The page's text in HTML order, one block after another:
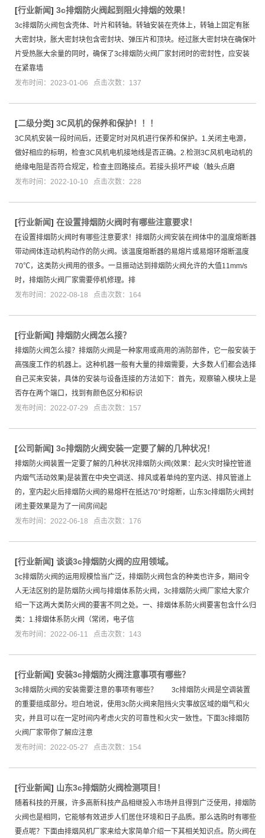
[行业新闻] 3c排烟防火阀起到阻火排烟的效果！
3c排烟防火阀包含壳体、叶片和转轴。转轴安装在壳体上，转轴上固定有胀
大密封块，胀大密封块包含密封块、弹压片和顶块。经过胀大密封块在确保叶
片受热胀大余量的同时，确保了3c排烟防火阀厂家封闭时的密封性，应安装
在紧靠墙
发布时间：2023-01-06 点击次数：137
[二级分类] 3C风机的保养和保护！！！
3C风机安装一段时间后，还要定时对风机进行保养和保护。1.关闭主电源，
做好相应的标明，检查3C风机电机接地线是否正确。2.检测3C风机电动机的
绝缘电阻是否符合规定，检查主回路接点。若接头损坏严峻（触头点磨
发布时间：2022-10-10 点击次数：228
[行业新闻] 在设置排烟防火阀时有哪些注意要求！
在设置排烟防火阀时有哪些注意要求！排烟防火阀安装在阀体中的温度熔断器
带动阀体连动机构动作的防火阀。该温度熔断器的易熔片或易熔环熔断温度
70℃，这类防火阀用的很多。一旦振动达到排烟防火阀允许的大值11mm/s
时，排烟防火阀厂家需要停机修理。排
发布时间：2022-08-18 点击次数：164
[行业新闻] 排烟防火阀怎么接？
排烟防火阀怎么接？排烟防火阀是一种家用或商用的消防部件，它一般安装于
高强度工作的机器上。这种机器一般有大量的排烟需要，大多数人们都会选择
自己买来安装，具体的安装与设备连接的方法如下：首先，观察输入模块上是
否存在两个端口，找到有颜色区分和标识
发布时间：2022-07-29 点击次数：157
[公司新闻] 3c排烟防火阀安装一定要了解的几种状况！
排烟防火阀装置一定要了解的几种状况排烟防火阀(效果：起火灾时操控管道
内烟气活动效果)是装置在中央空调送、排风或着单纯的室内送、排风管道上
的，室内起火后排烟防火阀的易熔杆在抵达70°时熔断，山东3c排烟防火阀封
闭主要效果是为了一间房间起
发布时间：2022-06-18 点击次数：176
[行业新闻] 谈谈3c排烟防火阀的应用领域。
3c排烟防火阀的运用规模恰当广泛，排烟防火阀包含的种类也许多，期间令
人无法区别的是防烟防火阀与排烟体系防火阀，3c排烟防火阀厂家给大家介
绍一下这两大类防火阀的要害不同之处。一、排烟体系防火阀要害包含什么归
类：1.排烟体系防火阀（常闭，电子信
发布时间：2022-06-11 点击次数：143
[行业新闻] 安装3c排烟防火阀注意事项有哪些？
3c排烟防火阀的安装需要注意的事项有哪些？ 3c排烟防火阀是空调装置
的重要组成部分。坦白地说，使用3c防火阀来阻挡火灾事故区域的烟气和火
灾，并且可以在一定时间内考虑火灾的可靠性和火灾一致性。下面3c排烟防
火阀厂家带你了解应注意
发布时间：2022-05-27 点击次数：154
[行业新闻] 山东3c排烟防火阀检测项目！
随着科技的开展，许多高新科技产品相继投入市场并且得到广泛使用，排烟防
火阀也是相同，它能够有效进步人们居住环境和日子品质。那么选购时有哪些
要点呢？下面由排烟风机厂家来给大家简单介绍一下其相关知识点。防火阀在